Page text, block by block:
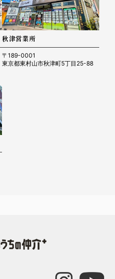
秋津営業所
〒189-0001
東京都東村山市秋津町5丁目25-88